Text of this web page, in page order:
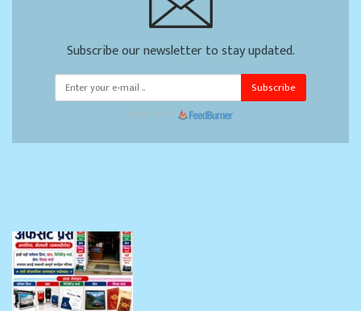
Subscribe our newsletter to stay updated.
Subscribe